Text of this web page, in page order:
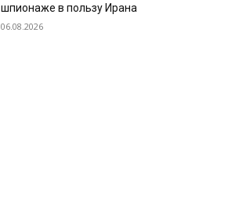
шпионаже в пользу Ирана
06.08.2026